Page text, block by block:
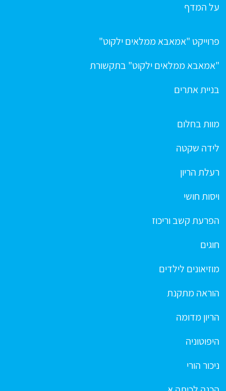
על המדף
פרוייקט "אמאבא ממלאים ילקוט"
"אמאבא ממלאים ילקוט" בתקשורת
בניית אתרים
מוות בחלום
לידה שקטה
רעלת הריון
ויסות חושי
הפרעת קשב וריכוז
חוגים
מוזיאונים לילדים
הוראה מתקנת
הריון מדומה
היפוטוניה
ניכור הורי